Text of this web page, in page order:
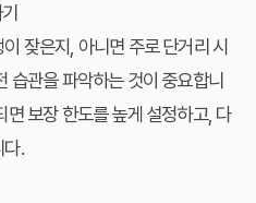
잦은지, 아니면 주로 단거리 시
습관을 파악하는 것이 중요합니
면 보장 한도를 높게 설정하고, 다
다.